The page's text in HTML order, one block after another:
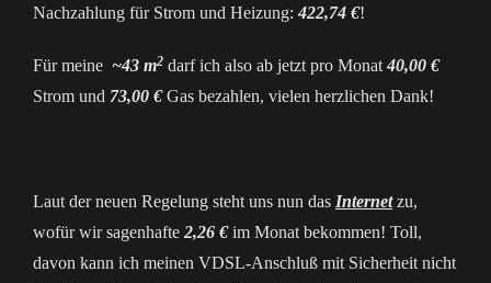
Nachzahlung für Strom und Heizung: 422,74 €!
Für meine ~43 m2 darf ich also ab jetzt pro Monat 40,00 €
Strom und 73,00 €Gas bezahlen, vielen herzlichen Dank!
Laut der neuen Regelung steht uns nun das Internetzu,
wofür wir sagenhafte 2,26 €im Monat bekommen! Toll,
davon kann ich meinen VDSL-Anschluß mit Sicherheit nicht